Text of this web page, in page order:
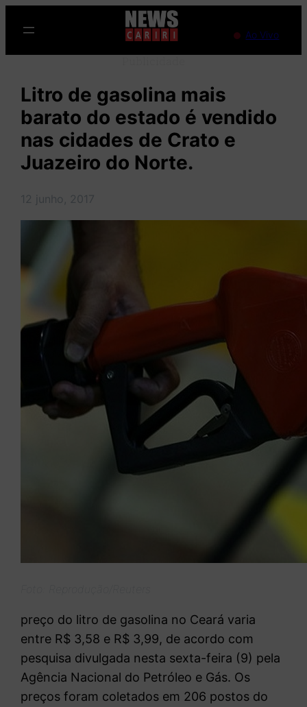
para
o
Ao Vivo
Litro de gasolina mais
barato do estado é vendido
nas cidades de Crato e
Juazeiro do Norte.
12 junho, 2017
preço do litro de gasolina no Ceará varia
entre R$ 3,58 e R$ 3,99, de acordo com
pesquisa divulgada nesta sexta-feira (9) pela
Agência Nacional do Petróleo e Gás. Os
preços foram coletados em 206 postos do